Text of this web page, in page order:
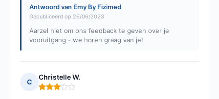
Antwoord van Emy By Fizimed
Gepubliceerd op 26/06/2023
Aarzel niet om ons feedback te geven over je
vooruitgang - we horen graag van je!
C
Christelle W.
Opmerking: 3 van 5